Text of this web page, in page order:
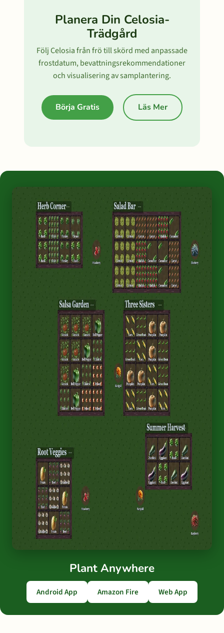
Planera Din Celosia-
Trädgård
Följ Celosia från frö till skörd med anpassade
frostdatum, bevattningsrekommendationer
och visualisering av samplantering.
Börja Gratis Läs Mer
Plant Anywhere
Android App Amazon Fire Web App